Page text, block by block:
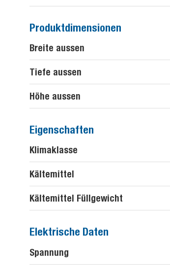
Produktdimensionen
Breite aussen
Tiefe aussen
Höhe aussen
Eigenschaften
Klimaklasse
Kältemittel
Kältemittel Füllgewicht
Elektrische Daten
Spannung